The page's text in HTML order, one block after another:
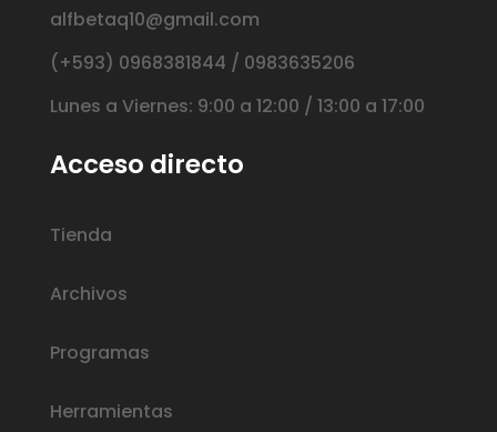
alfbetaq10@gmail.com
(+593) 0968381844 / 0983635206
Lunes a Viernes: 9:00 a 12:00 / 13:00 a 17:00
Acceso directo
Tienda
Archivos
Programas
Herramientas